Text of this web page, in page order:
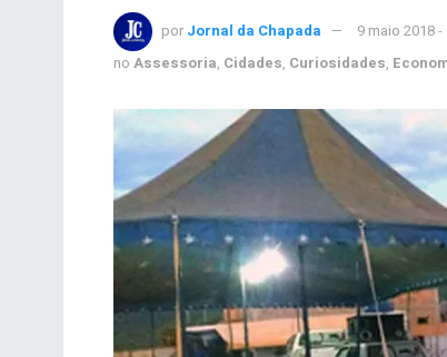
por Jornal da Chapada
9 maio 2018 -
no Assessoria, Cidades, Curiosidades,